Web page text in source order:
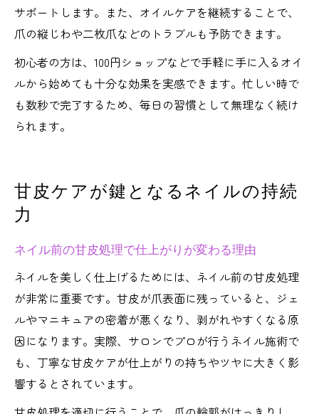
サポートします。また、オイルケアを継続することで、
爪の縦じわや二枚爪などのトラブルも予防できます。
初心者の方は、100円ショップなどで手軽に手に入るオイ
ルから始めても十分な効果を実感できます。忙しい時で
も数秒で完了するため、毎日の習慣として無理なく続け
られます。
甘皮ケアが鍵となるネイルの持続
力
ネイル前の甘皮処理で仕上がりが変わる理由
ネイルを美しく仕上げるためには、ネイル前の甘皮処理
が非常に重要です。甘皮が爪表面に残っていると、ジェ
ルやマニキュアの密着が悪くなり、剥がれやすくなる原
因になります。実際、サロンでプロが行うネイル施術で
も、丁寧な甘皮ケアが仕上がりの持ちやツヤに大きく影
響するとされています。